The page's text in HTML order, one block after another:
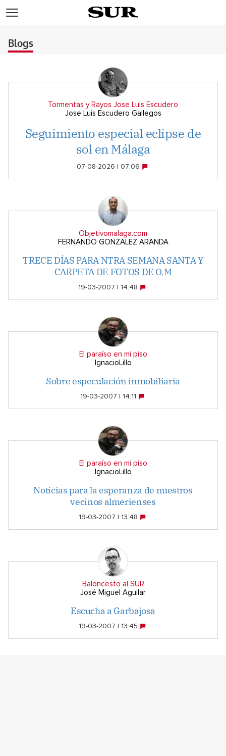
Blogs
Tormentas y Rayos Jose Luis Escudero
Jose Luis Escudero Gallegos
Seguimiento especial eclipse de
sol en Málaga
07-08-2026 | 07:06
Objetivomalaga.com
FERNANDO GONZALEZ ARANDA
TRECE DÍAS PARA NTRA SEMANA SANTA Y
CARPETA DE FOTOS DE O.M
19-03-2007 | 14:48
El paraíso en mi piso
IgnacioLillo
Sobre especulación inmobiliaria
19-03-2007 | 14:11
El paraíso en mi piso
IgnacioLillo
Noticias para la esperanza de nuestros
vecinos almerienses
19-03-2007 | 13:48
Baloncesto al SUR
José Miguel Aguilar
Escucha a Garbajosa
19-03-2007 | 13:45